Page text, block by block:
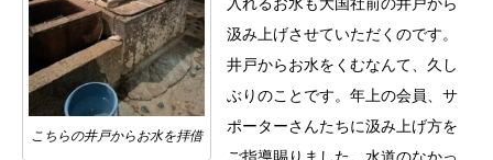
こちらの井戸からお水を拝借
入れるお水も大国社前の井戸から
汲み上げさせていただくのです。
井戸からお水をくむなんて、久し
ぶりのことです。年上の会員、サ
ポーターさんたちに汲み上げ方を